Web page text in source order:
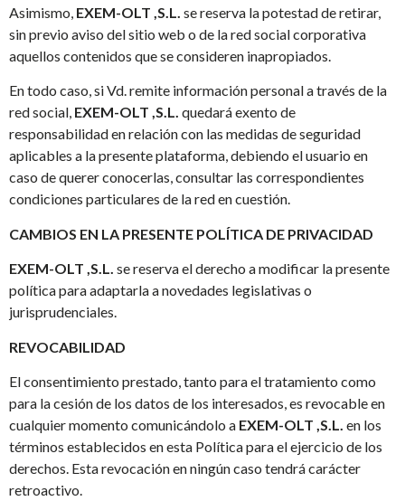
Asimismo, EXEM-OLT ,S.L. se reserva la potestad de retirar,
sin previo aviso del sitio web o de la red social corporativa
aquellos contenidos que se consideren inapropiados.
En todo caso, si Vd. remite información personal a través de la
red social, EXEM-OLT ,S.L. quedará exento de
responsabilidad en relación con las medidas de seguridad
aplicables a la presente plataforma, debiendo el usuario en
caso de querer conocerlas, consultar las correspondientes
condiciones particulares de la red en cuestión.
CAMBIOS EN LA PRESENTE POLÍTICA DE PRIVACIDAD
EXEM-OLT ,S.L. se reserva el derecho a modificar la presente
política para adaptarla a novedades legislativas o
jurisprudenciales.
REVOCABILIDAD
El consentimiento prestado, tanto para el tratamiento como
para la cesión de los datos de los interesados, es revocable en
cualquier momento comunicándolo a EXEM-OLT ,S.L. en los
términos establecidos en esta Política para el ejercicio de los
derechos. Esta revocación en ningún caso tendrá carácter
retroactivo.